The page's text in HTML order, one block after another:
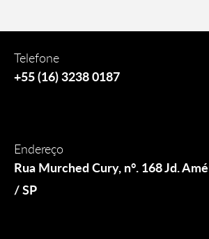
Telefone
+55 (16) 3238 0187
Endereço
Rua Murched Cury, n°. 168 Jd.
/ SP